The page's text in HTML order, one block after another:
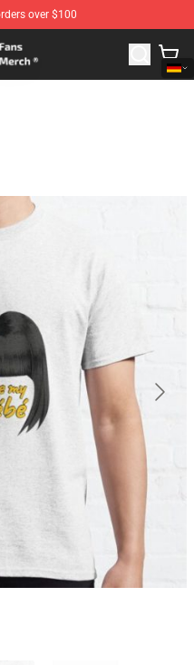
over $100
Face Merchandise Shop